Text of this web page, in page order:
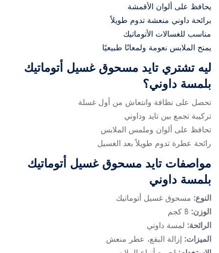
يحافظ على ألوان الأقمشة
برائحة داوني منعشة تدوم طويلاً
مناسب للغسالات الأتوماتيك
يمنح الملابس نعومة ولمعانًا طبيعيًا
ليه تشتري تايد مسحوق غسيل أتوماتيك
بلمسة داوني؟
تحصل على نظافة وانتعاش من أول غسلة
تركيبة تجمع بين تايد وداوني
تحافظ على ألوان وملمس الملابس
رائحة عطرة تدوم طويلاً بعد الغسيل
مواصفات تايد مسحوق غسيل أتوماتيك
بلمسة داوني
النوع: مسحوق غسيل أتوماتيك
الوزن:
الرائحة: لمسة داوني
الميزات: إزالة البقع، عطر منعش